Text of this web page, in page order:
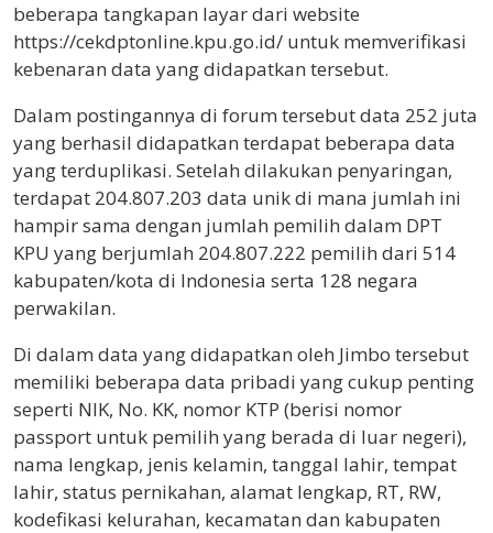
beberapa tangkapan layar dari website
https://cekdptonline.kpu.go.id/ untuk memverifikasi
kebenaran data yang didapatkan tersebut.
Dalam postingannya di forum tersebut data 252 juta
yang berhasil didapatkan terdapat beberapa data
yang terduplikasi. Setelah dilakukan penyaringan,
terdapat 204.807.203 data unik di mana jumlah ini
hampir sama dengan jumlah pemilih dalam DPT
KPU yang berjumlah 204.807.222 pemilih dari 514
kabupaten/kota di Indonesia serta 128 negara
perwakilan.
Di dalam data yang didapatkan oleh Jimbo tersebut
memiliki beberapa data pribadi yang cukup penting
seperti NIK, No. KK, nomor KTP (berisi nomor
passport untuk pemilih yang berada di luar negeri),
nama lengkap, jenis kelamin, tanggal lahir, tempat
lahir, status pernikahan, alamat lengkap, RT, RW,
kodefikasi kelurahan, kecamatan dan kabupaten